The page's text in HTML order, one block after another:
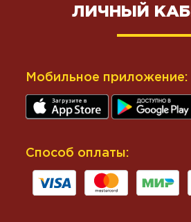
ЛИЧНЫЙ
Мобильное приложение:
Способ оплаты: